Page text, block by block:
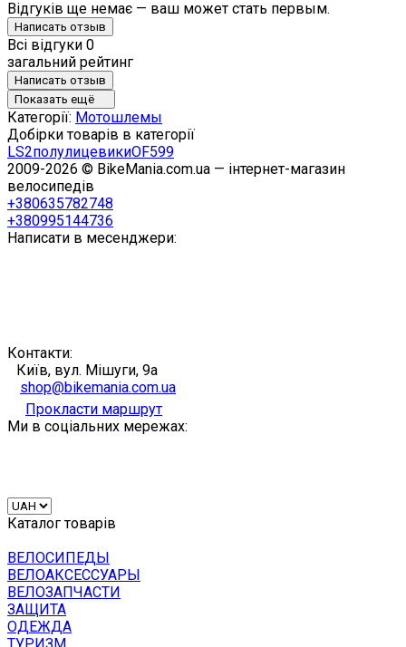
Відгуків ще немає — ваш может стать первым.
Написать отзыв
Всі відгуки 0
загальний рейтинг
Написать отзыв
Показать ещё
Категорії: Мотошлемы
Добірки товарів в категорії
LS2полулицевикиOF599
2009-2026 © BikeMania.com.ua — інтернет-магазин
велосипедів
+380635782748
+380995144736
Написати в месенджери:
Контакти:
Київ, вул. Мішуги, 9а
shop@bikemania.com.ua
Прокласти маршрут
Ми в соціальних мережах:
Каталог товарів
ВЕЛОСИПЕДЫ
ВЕЛОАКСЕССУАРЫ
ВЕЛОЗАПЧАСТИ
ЗАЩИТА
ОДЕЖДА